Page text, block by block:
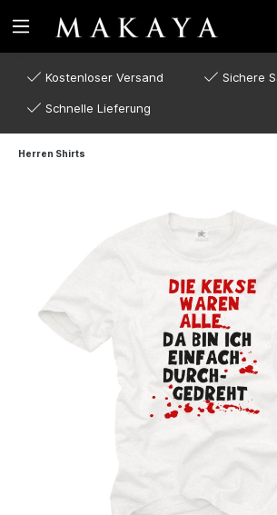
Kostenloser Versand Sichere
Schnelle Lieferung
Herren Shirts